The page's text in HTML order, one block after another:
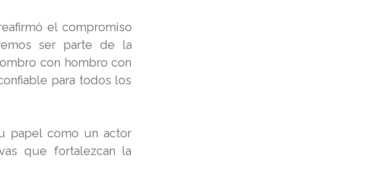
el compromiso
ser parte de la
con hombro con
para todos los
papel como un actor
que fortalezcan la